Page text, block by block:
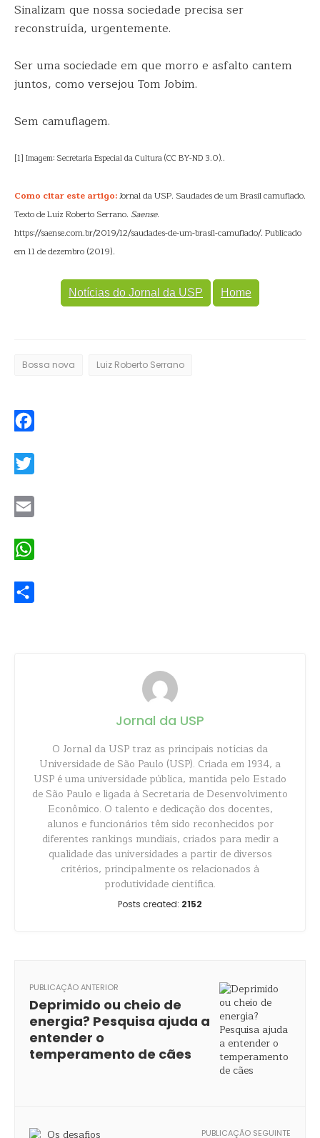
Sinalizam que nossa sociedade precisa ser
reconstruída, urgentemente.
Ser uma sociedade em que morro e asfalto cantem
juntos, como versejou Tom Jobim.
Sem camuflagem.
[1] Imagem: Secretaria Especial da Cultura (CC BY-ND 3.0)..
Como citar este artigo:Jornal da USP. Saudades de um Brasil camuflado.
Texto de Luiz Roberto Serrano. Saense.
https://saense.com.br/2019/12/saudades-de-um-brasil-camuflado/. Publicado
em 11 de dezembro (2019).
Notícias do Jornal da USP Home
Bossa nova Luiz Roberto Serrano
Jornal da USP
O Jornal da USP traz as principais notícias da
Universidade de São Paulo (USP). Criada em 1934, a
USP é uma universidade pública, mantida pelo Estado
de São Paulo e ligada à Secretaria de Desenvolvimento
Econômico. O talento e dedicação dos docentes,
alunos e funcionários têm sido reconhecidos por
diferentes rankings mundiais, criados para medir a
qualidade das universidades a partir de diversos
critérios, principalmente os relacionados à
produtividade científica.
Posts created: 2152
PUBLICAÇÃO ANTERIOR
Deprimido ou cheio de
energia? Pesquisa ajuda a
entender o
temperamento de cães
PUBLICAÇÃO SEGUINTE